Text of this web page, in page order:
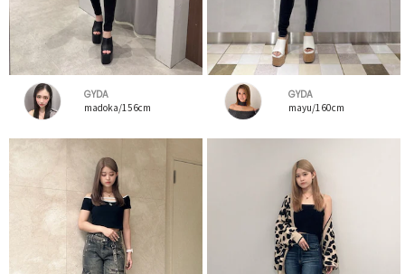
GYDA
madoka/156cm
GYDA
mayu/160cm